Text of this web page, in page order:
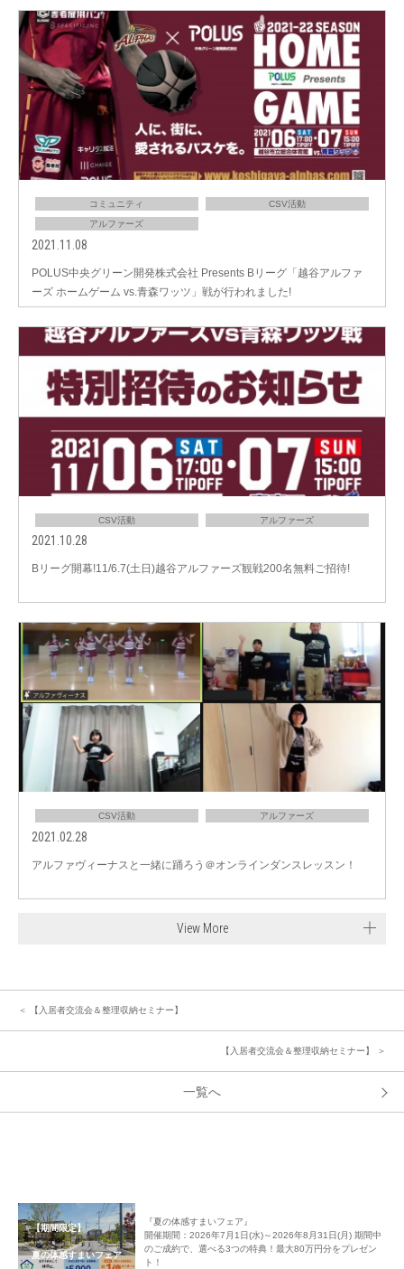
コミュニティ CSV活動
アルファーズ
2021.11.08
POLUS中央グリーン開発株式会社 Presents Bリーグ「越谷アルファ
ーズ ホームゲーム vs.青森ワッツ」戦が行われました!
CSV活動 アルファーズ
2021.10.28
Bリーグ開幕!11/6.7(土日)越谷アルファーズ観戦200名無料ご招待!
CSV活動 アルファーズ
2021.02.28
アルファヴィーナスと一緒に踊ろう＠オンラインダンスレッスン！
View More
＜ 【入居者交流会＆整理収納セミナー】
【入居者交流会＆整理収納セミナー】 ＞
一覧へ
【期間限定】
夏の体感すまいフェア
『夏の体感すまいフェア』
開催期間：2026年7月1日(水)～2026年8月31日(月) 期間中
のご成約で、選べる3つの特典！最大80万円分をプレゼン
ト！